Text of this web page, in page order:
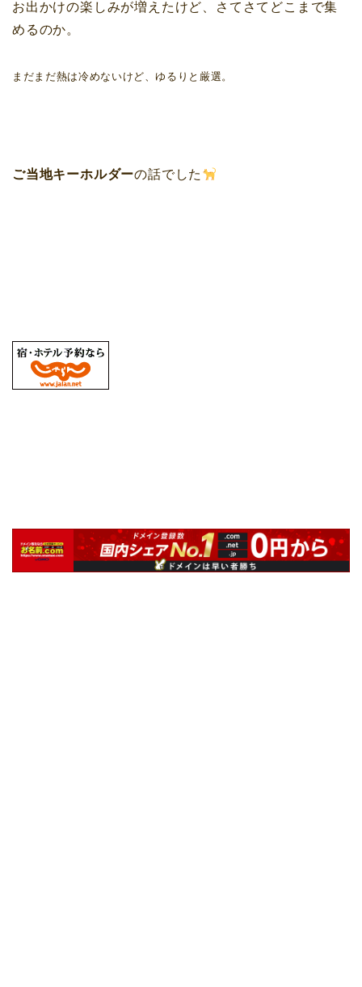
お出かけの楽しみが増えたけど、さてさてどこまで集
めるのか。
まだまだ熱は冷めないけど、ゆるりと厳選。
ご当地キーホルダーの話でした